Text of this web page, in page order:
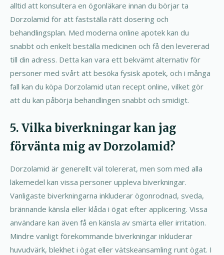
alltid att konsultera en ögonläkare innan du börjar ta
Dorzolamid för att fastställa rätt dosering och
behandlingsplan. Med moderna online apotek kan du
snabbt och enkelt beställa medicinen och få den levererad
till din adress. Detta kan vara ett bekvämt alternativ för
personer med svårt att besöka fysisk apotek, och i många
fall kan du köpa Dorzolamid utan recept online, vilket gör
att du kan påbörja behandlingen snabbt och smidigt.
5. Vilka biverkningar kan jag
förvänta mig av Dorzolamid?
Dorzolamid är generellt väl tolererat, men som med alla
läkemedel kan vissa personer uppleva biverkningar.
Vanligaste biverkningarna inkluderar ögonrodnad, sveda,
brännande känsla eller klåda i ögat efter applicering. Vissa
användare kan även få en känsla av smärta eller irritation.
Mindre vanligt förekommande biverkningar inkluderar
huvudvärk, blekhet i ögat eller vätskeansamling runt ögat. I